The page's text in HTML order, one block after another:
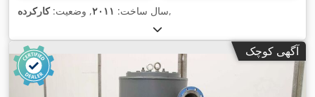
سال ساخت: ۲۰۱۱, وضعیت:کارکرده ,
آگهی کوچک